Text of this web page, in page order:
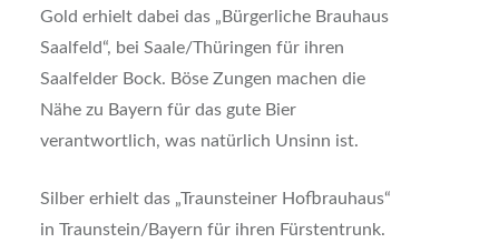
Gold erhielt dabei das „Bürgerliche Brauhaus
Saalfeld“, bei Saale/Thüringen für ihren
Saalfelder Bock. Böse Zungen machen die
Nähe zu Bayern für das gute Bier
verantwortlich, was natürlich Unsinn ist.
Silber erhielt das „Traunsteiner Hofbrauhaus“
in Traunstein/Bayern für ihren Fürstentrunk.